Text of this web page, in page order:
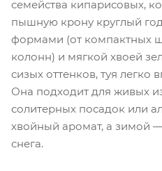
семейства кипарисовых,
пышную крону круглый
формами (от компактных
колонн) и мягкой хвоей
сизых оттенков, туя легко
Она подходит для живых
солитерных посадок или
хвойный аромат, а зимой
снега.